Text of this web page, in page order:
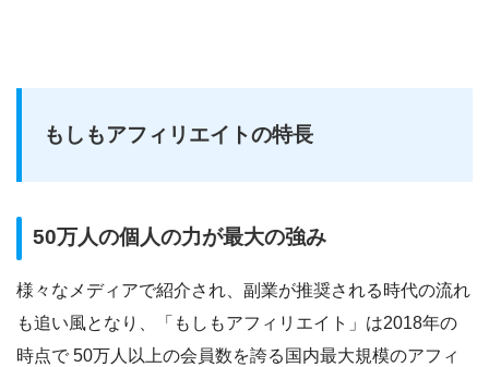
もしもアフィリエイトの特長
50万人の個人の力が最大の強み
様々なメディアで紹介され、副業が推奨される時代の流れ
も追い風となり、「もしもアフィリエイト」は2018年の
時点で 50万人以上の会員数を誇る国内最大規模のアフィ